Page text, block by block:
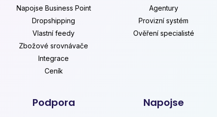
Napojse Business Point
Dropshipping
Vlastní feedy
Zbožové srovnávače
Integrace
Ceník
Agentury
Provizní systém
Ověření specialisté
Podpora Napojse